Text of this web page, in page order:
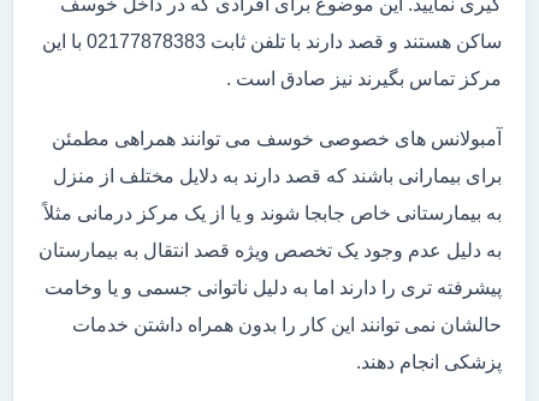
ساکن هستند و قصد دارند با تلفن ثابت 02177878383 با این
مرکز تماس بگیرند نیز صادق است .
آمبولانس های خصوصی خوسف می توانند همراهی مطمئن
برای بیمارانی باشند که قصد دارند به دلایل مختلف از منزل
به بیمارستانی خاص جابجا شوند و یا از یک مرکز درمانی مثلاً
به دلیل عدم وجود یک تخصص ویژه قصد انتقال به بیمارستان
پیشرفته تری را دارند اما به دلیل ناتوانی جسمی و یا وخامت
حالشان نمی توانند این کار را بدون همراه داشتن خدمات
پزشکی انجام دهند.